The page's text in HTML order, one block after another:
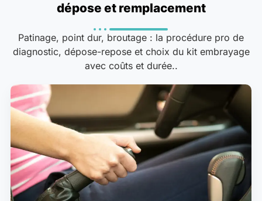
dépose et remplacement
Patinage, point dur, broutage : la procédure pro de
diagnostic, dépose-repose et choix du kit embrayage
avec coûts et durée..